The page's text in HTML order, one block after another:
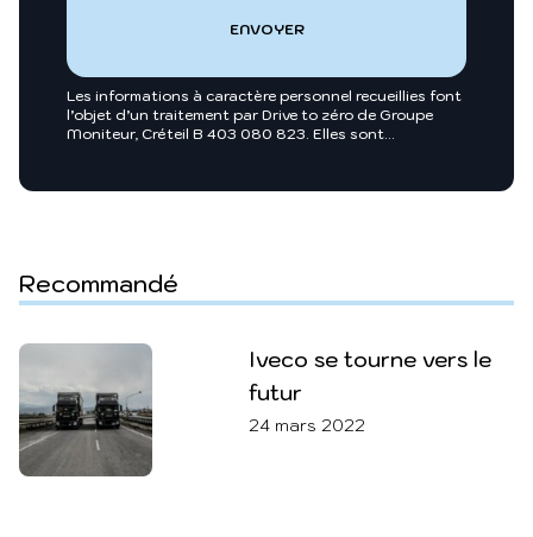
Les informations à caractère personnel recueillies font
l’objet d’un traitement par Drive to zéro de Groupe
Moniteur, Créteil B 403 080 823. Elles sont
Groupe Moniteur ou toutes sociétés du groupe
annuaires professionnels. Pour exercer vos droits, vous
y opposer ou pour en savoir plus :Charte des
Recommandé
Iveco se tourne vers le
futur
24 mars 2022